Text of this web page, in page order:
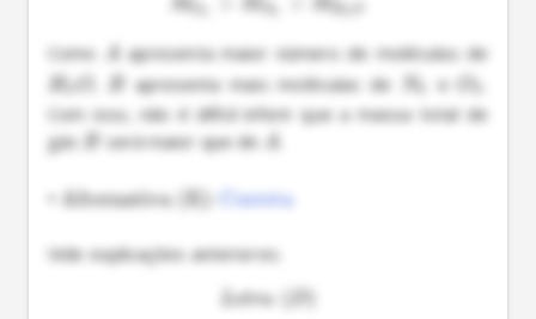
Como apresenta maior número de moléculas de
apresenta mais moléculas de e
Com isso, não é difícil inferir que a massa total de
gás
será maior que de
Alternativa (E): Correta
Vide explicações anteriores.